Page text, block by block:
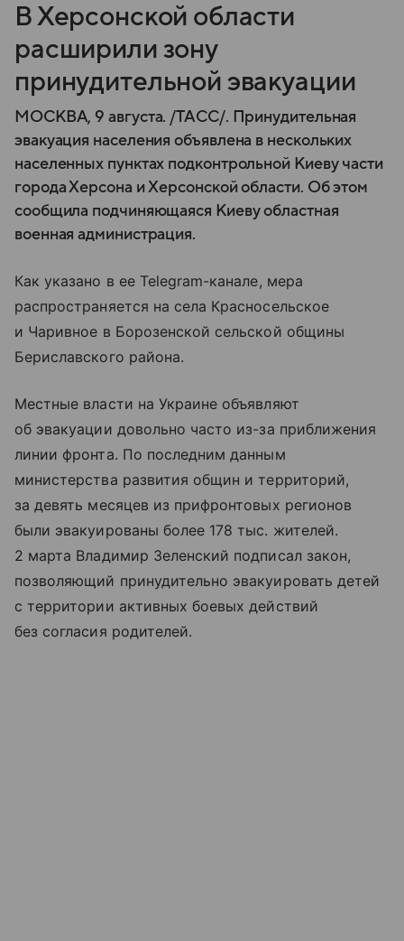
В Херсонской области
расширили зону
принудительной эвакуации
МОСКВА, 9 августа. /ТАСС/. Принудительная
эвакуация населения объявлена в нескольких
населенных пунктах подконтрольной Киеву части
города Херсона и Херсонской области. Об этом
сообщила подчиняющаяся Киеву областная
военная администрация.
Как указано в ее Telegram-канале, мера
распространяется на села Красносельское
и Чаривное в Борозенской сельской общины
Бериславского района.
Местные власти на Украине объявляют
об эвакуации довольно часто из-за приближения
линии фронта. По последним данным
министерства развития общин и территорий,
за девять месяцев из прифронтовых регионов
были эвакуированы более 178 тыс. жителей.
2 марта Владимир Зеленский подписал закон,
позволяющий принудительно эвакуировать детей
с территории активных боевых действий
без согласия родителей.